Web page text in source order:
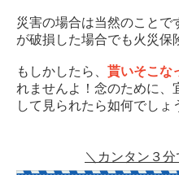
災害の場合は当然のことで
が破損した場合でも火災保
もしかしたら、 貰いそこな
れませんよ！念のために、
して見られたら如何でしょ
＼カンタン３